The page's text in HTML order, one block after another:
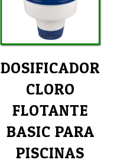
DOSIFICADOR
CLORO
FLOTANTE
BASIC PARA
PISCINAS